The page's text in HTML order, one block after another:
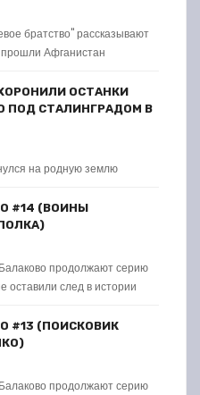
братство" рассказывают
Афганистан
ОСТАНКИ
ПОД СТАЛИНГРАДОМ В
на родную землю
#14 (ВОИНЫ
продолжают серию
оставили след в истории
#13 (ПОИСКОВИК
продолжают серию